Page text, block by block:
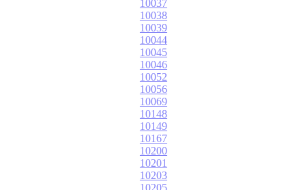
10037
10038
10039
10044
10045
10046
10052
10056
10069
10148
10149
10167
10200
10201
10203
10205